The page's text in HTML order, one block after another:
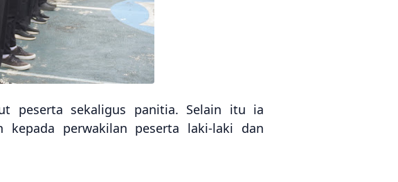
peserta sekaligus panitia. Selain itu ia
kepada perwakilan peserta laki-laki dan